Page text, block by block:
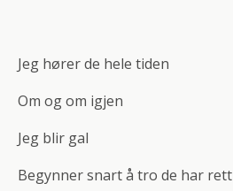
Jeg hører de hele tiden
Om og om igjen
Jeg blir gal
Begynner snart å tro de har rett